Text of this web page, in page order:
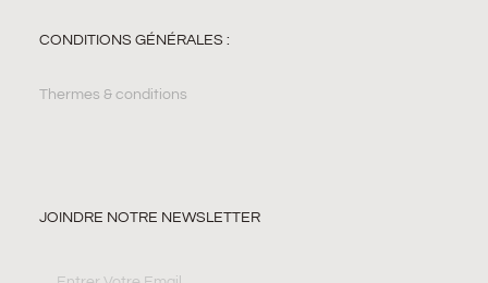
CONDITIONS GÉNÉRALES :
Thermes & conditions
JOINDRE NOTRE NEWSLETTER